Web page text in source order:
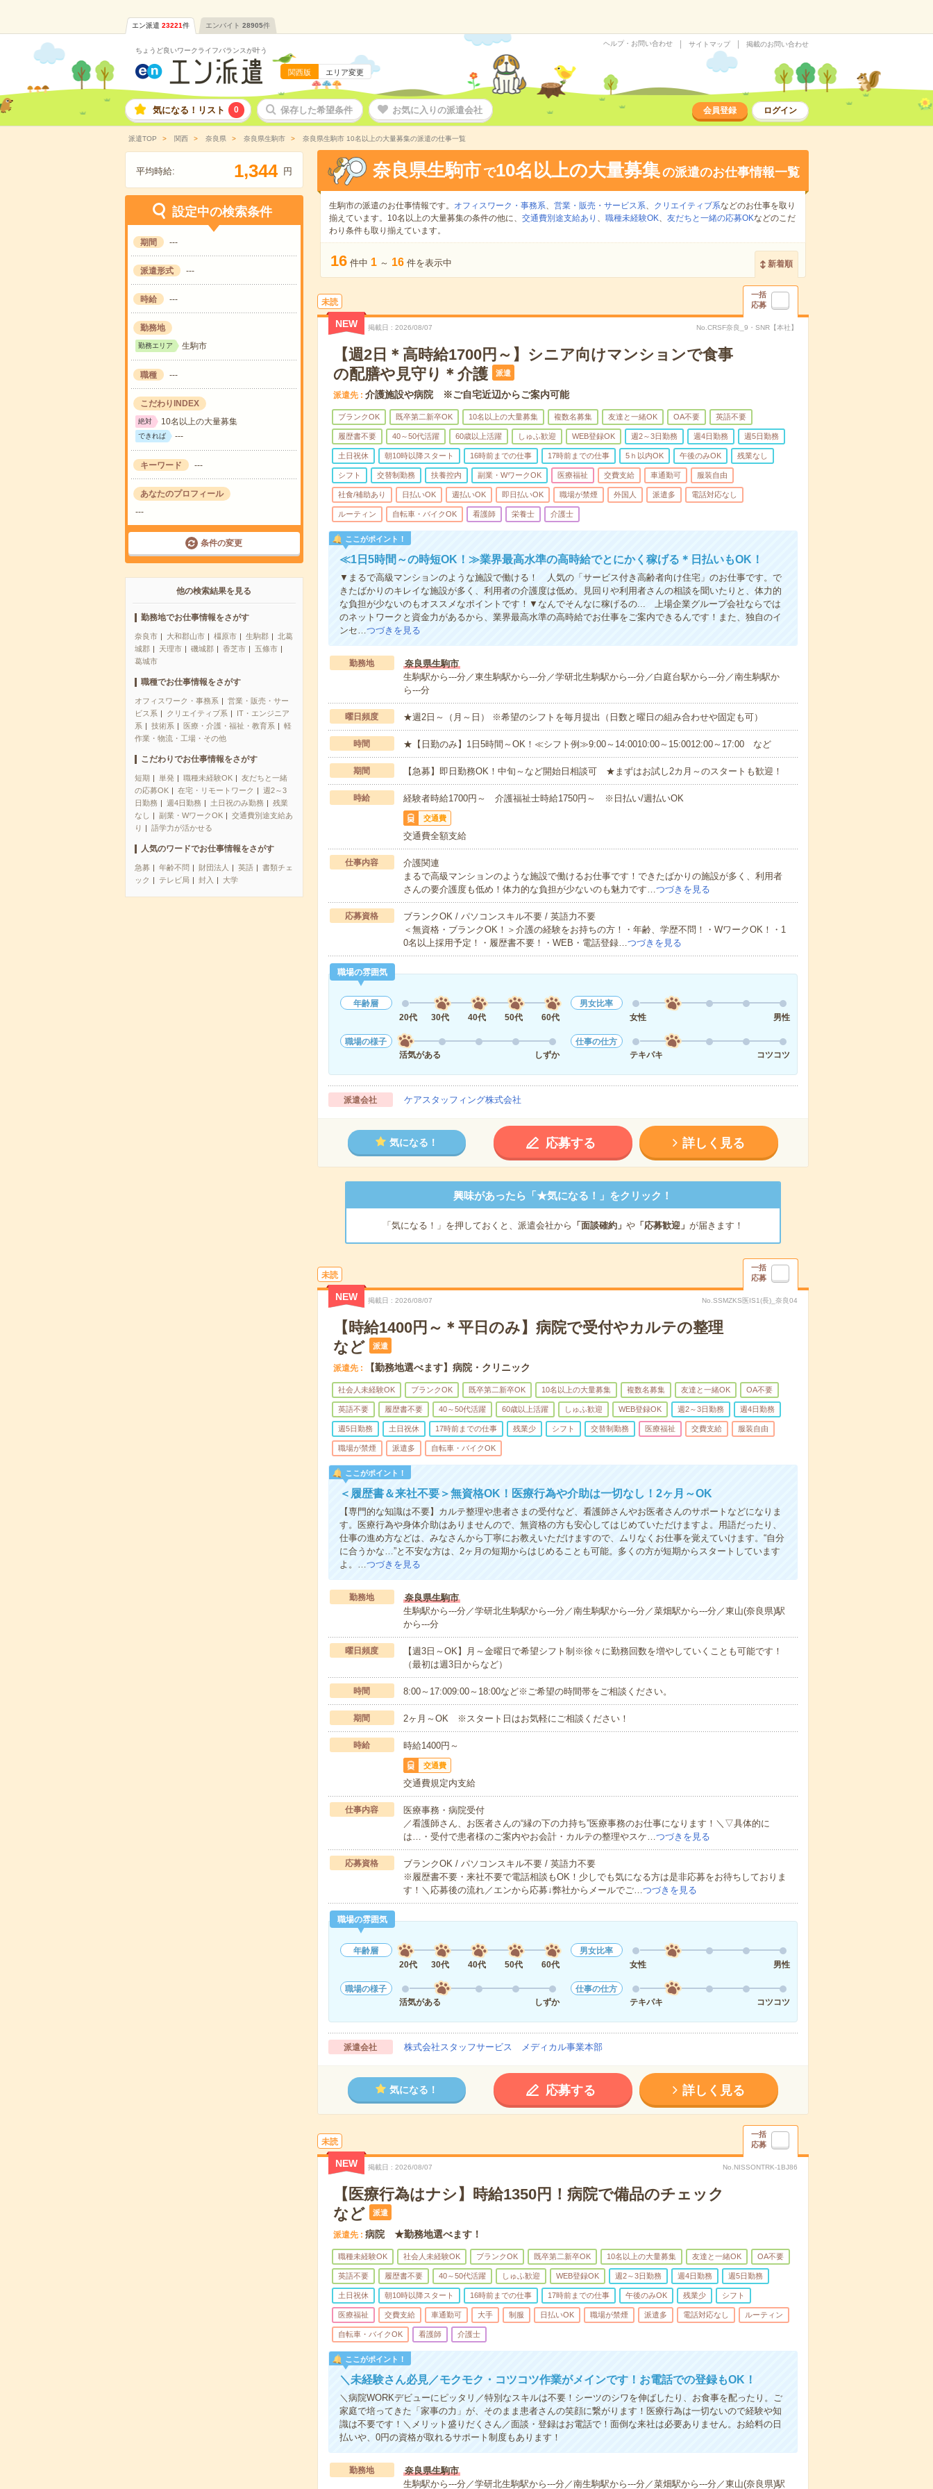
エン派遣 23221件 エンバイト 28905件
ちょうど良いワークライフバランスが叶う
関西版 エリア変更
ヘルプ・お問い合わせ サイトマップ 掲載のお問い合わせ
気になる！リスト 0 保存した希望条件 お気に入りの派遣会社 会員登録 ログイン
派遣TOP 関西 奈良県 奈良県生駒市 奈良県生駒市 10名以上の大量募集の派遣の仕事一覧
平均時給: 1,344 円
設定中の検索条件
期間 ---
派遣形式 ---
時給 ---
勤務地
勤務エリア 生駒市
職種 ---
こだわりINDEX
絶対 10名以上の大量募集
できれば ---
キーワード ---
あなたのプロフィール
---
条件の変更
他の検索結果を見る
勤務地でお仕事情報をさがす
奈良市 大和郡山市 橿原市 生駒郡
北葛
城郡
天理市 磯城郡 香芝市
五條市
葛城市
職種でお仕事情報をさがす
オフィスワーク・事務系
営業・販売・サー
ビス系
クリエイティブ系
IT・エンジニア
系
技術系 医療・介護・福祉・教育系
軽
作業・物流・工場・その他
こだわりでお仕事情報をさがす
短期 単発 職種未経験OK
友だちと一緒
の応募OK
在宅・リモートワーク
週2～3
日勤務
週4日勤務 土日祝のみ勤務
残業
なし
副業・WワークOK
交通費別途支給あ
り
語学力が活かせる
人気のワードでお仕事情報をさがす
急募 年齢不問 財団法人 英語
書類チェ
ック
テレビ局 封入 大学
奈良県生駒市 で10名以上の大量募集の派遣のお仕事情報一覧
生駒市の派遣のお仕事情報です。 オフィスワーク・事務系、 営業・販売・サービス系、 クリエイティブ系などのお仕事を取り
揃えています。10名以上の大量募集の条件の他に、 交通費別途支給あり 、 職種未経験OK、 友だちと一緒の応募OKなどのこだ
わり条件も取り揃えています。
16 件中 1 ～ 16 件を表示中 新着順
未読
一括
応募
NEW 掲載日 2026/08/07 No.CRSF奈良_9・SNR【本社】
【週2日＊高時給1700円～】シニア向けマンションで食事
の配膳や見守り＊介護
派遣
派遣先 介護施設や病院 ※ご自宅近辺からご案内可能
ブランクOK 既卒第二新卒OK 10名以上の大量募集 複数名募集 友達と一緒OK OA不要 英語不要
履歴書不要 40～50代活躍 60歳以上活躍 しゅふ歓迎 WEB登録OK 週2～3日勤務 週4日勤務 週5日勤務
土日祝休 朝10時以降スタート 16時前までの仕事 17時前までの仕事 5ｈ以内OK 午後のみOK 残業なし
シフト 交替制勤務 扶養控内 副業・WワークOK 医療福祉 交費支給 車通勤可 服装自由
社食/補助あり 日払いOK 週払いOK 即日払いOK 職場が禁煙 外国人 派遣多 電話対応なし
ルーティン 自転車・バイクOK 看護師 栄養士 介護士
ここがポイント！
≪1日5時間～の時短OK！≫業界最高水準の高時給でとにかく稼げる＊日払いもOK！
▼まるで高級マンションのような施設で働ける！ 人気の「サービス付き高齢者向け住宅」のお仕事です。で
きたばかりのキレイな施設が多く、利用者の介護度は低め。見回りや利用者さんの相談を聞いたりと、体力的
な負担が少ないのもオススメなポイントです！▼なんでそんなに稼げるの... 上場企業グループ会社ならでは
のネットワークと資金力があるから、業界最高水準の高時給でお仕事をご案内できるんです！また、独自のイ
ンセ…つづきを見る
勤務地
奈良県生駒市
生駒駅から---分／東生駒駅から---分／学研北生駒駅から---分／白庭台駅から---分／南生駒駅か
ら---分
曜日頻度 ★週2日～（月～日） ※希望のシフトを毎月提出（日数と曜日の組み合わせや固定も可）
時間 ★【日勤のみ】1日5時間～OK！≪シフト例≫9:00～14:0010:00～15:0012:00～17:00 など
期間 【急募】即日勤務OK！中旬～など開始日相談可 ★まずはお試し2カ月～のスタートも歓迎！
時給 経験者時給1700円～ 介護福祉士時給1750円～ ※日払い/週払いOK
交通費
交通費全額支給
仕事内容
介護関連
まるで高級マンションのような施設で働けるお仕事です！できたばかりの施設が多く、利用者
さんの要介護度も低め！体力的な負担が少ないのも魅力です…つづきを見る
応募資格
ブランクOK / パソコンスキル不要 / 英語力不要
＜無資格・ブランクOK！＞介護の経験をお持ちの方！・年齢、学歴不問！・WワークOK！・1
0名以上採用予定！・履歴書不要！・WEB・電話登録…つづきを見る
職場の雰囲気
年齢層
20代
30代 40代 50代 60代
男女比率
女性
男性
職場の様子
活気がある
しずか
仕事の仕方
テキパキ
コツコツ
派遣会社 ケアスタッフィング株式会社
気になる！ 応募する 詳しく見る
興味があったら「★気になる！」をクリック！
「気になる！」を押しておくと、派遣会社から 「面談確約」 や「応募歓迎」 が届きます！
未読
一括
応募
NEW 掲載日 2026/08/07 No.SSMZKS医IS1(長)_奈良04
【時給1400円～＊平日のみ】病院で受付やカルテの整理
など
派遣
派遣先 【勤務地選べます】病院・クリニック
社会人未経験OK ブランクOK 既卒第二新卒OK 10名以上の大量募集 複数名募集 友達と一緒OK OA不要
英語不要 履歴書不要 40～50代活躍 60歳以上活躍 しゅふ歓迎 WEB登録OK 週2～3日勤務 週4日勤務
週5日勤務 土日祝休 17時前までの仕事 残業少 シフト 交替制勤務 医療福祉 交費支給 服装自由
職場が禁煙 派遣多 自転車・バイクOK
ここがポイント！
＜履歴書＆来社不要＞無資格OK！医療行為や介助は一切なし！2ヶ月～OK
【専門的な知識は不要】カルテ整理や患者さまの受付など、看護師さんやお医者さんのサポートなどになりま
す。医療行為や身体介助はありませんので、無資格の方も安心してはじめていただけますよ。用語だったり、
仕事の進め方などは、みなさんから丁寧にお教えいただけますので、ムリなくお仕事を覚えていけます。“自分
に合うかな…”と不安な方は、2ヶ月の短期からはじめることも可能。多くの方が短期からスタートしています
よ。…つづきを見る
勤務地
奈良県生駒市
生駒駅から---分／学研北生駒駅から---分／南生駒駅から---分／菜畑駅から---分／東山(奈良県)駅
から---分
曜日頻度
【週3日～OK】月～金曜日で希望シフト制※徐々に勤務回数を増やしていくことも可能です！
（最初は週3日からなど）
時間 8:00～17:009:00～18:00など※ご希望の時間帯をご相談ください。
期間 2ヶ月～OK ※スタート日はお気軽にご相談ください！
時給 時給1400円～
交通費
交通費規定内支給
仕事内容
医療事務・病院受付
／看護師さん、お医者さんの“縁の下の力持ち”医療事務のお仕事になります！＼▽具体的に
は…・受付で患者様のご案内やお会計・カルテの整理やスケ…つづきを見る
応募資格
ブランクOK / パソコンスキル不要 / 英語力不要
※履歴書不要・来社不要で電話相談もOK！少しでも気になる方は是非応募をお待ちしておりま
す！＼応募後の流れ／エンから応募↓弊社からメールでご…つづきを見る
職場の雰囲気
年齢層
20代
30代 40代 50代 60代
男女比率
女性
男性
職場の様子
活気がある
しずか
仕事の仕方
テキパキ
コツコツ
派遣会社 株式会社スタッフサービス メディカル事業本部
気になる！ 応募する 詳しく見る
未読
一括
応募
NEW 掲載日 2026/08/07 No.NISSONTRK-1BJ86
【医療行為はナシ】時給1350円！病院で備品のチェック
など
派遣
派遣先 病院 ★勤務地選べます！
職種未経験OK 社会人未経験OK ブランクOK 既卒第二新卒OK 10名以上の大量募集 友達と一緒OK OA不要
英語不要 履歴書不要 40～50代活躍 しゅふ歓迎 WEB登録OK 週2～3日勤務 週4日勤務 週5日勤務
土日祝休 朝10時以降スタート 16時前までの仕事 17時前までの仕事 午後のみOK 残業少 シフト
医療福祉 交費支給 車通勤可 大手 制服 日払いOK 職場が禁煙 派遣多 電話対応なし ルーティン
自転車・バイクOK 看護師 介護士
ここがポイント！
＼未経験さん必見／モクモク・コツコツ作業がメインです！お電話での登録もOK！
＼病院WORKデビューにピッタリ／特別なスキルは不要！シーツのシワを伸ばしたり、お食事を配ったり。ご
家庭で培ってきた「家事の力」が、そのまま患者さんの笑顔に繋がります！医療行為は一切ないので経験や知
識は不要です！＼メリット盛りだくさん／面談・登録はお電話で！面倒な来社は必要ありません。お給料の日
払いや、0円の資格が取れるサポート制度もあります！
勤務地
奈良県生駒市
生駒駅から---分／学研北生駒駅から---分／南生駒駅から---分／菜畑駅から---分／東山(奈良県)駅